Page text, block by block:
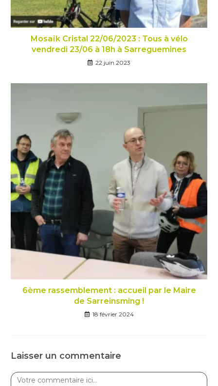
Mosaïk Cristal 22/06/2023 : Tous à vélo
vendredi 23/06 à 18h à Sarreguemines
22 juin 2023
6ème rassemblement : accueil par le Maire
de Sarreinsming !
18 février 2024
Laisser un commentaire
Comment